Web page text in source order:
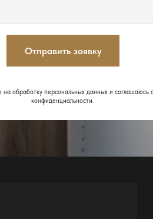
Отправить заявку
на обработку персональных данных и соглашаюсь
конфиденциальности.